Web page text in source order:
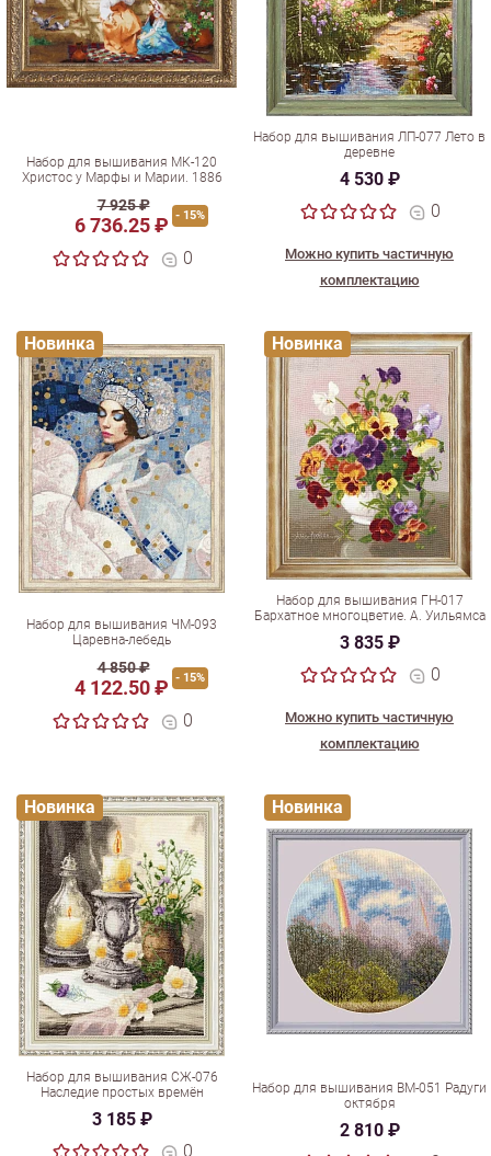
Набор для вышивания МК-120
Христос у Марфы и Марии. 1886
7 925 ₽
6 736.25 ₽ - 15%
0
Набор для вышивания ЛП-077 Лето в
деревне
4 530 ₽
0
Можно купить частичную
комплектацию
Набор для вышивания ЧМ-093
Царевна-лебедь
4 850 ₽
4 122.50 ₽ - 15%
0
Новинка
Набор для вышивания ГН-017
Бархатное многоцветие. А. Уильямса
3 835 ₽
0
Можно купить частичную
комплектацию
Новинка
Набор для вышивания СЖ-076
Наследие простых времён
3 185 ₽
0
Новинка
Набор для вышивания ВМ-051 Радуги
октября
2 810 ₽
Новинка